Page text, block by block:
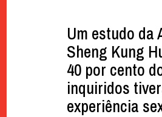
Um estudo da
Sheng Kung
40 por cento
inquiridos
experiência